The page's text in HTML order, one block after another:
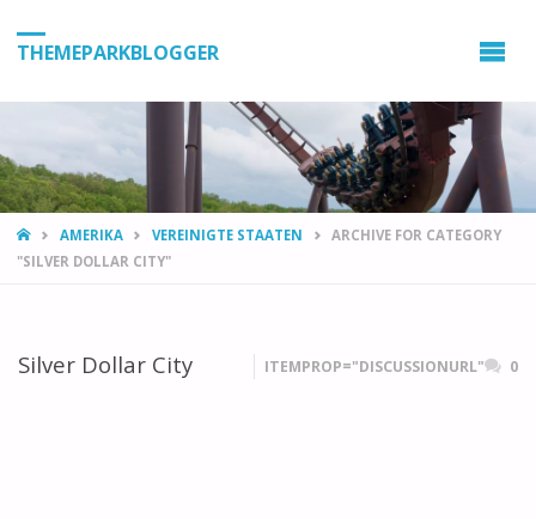
THEMEPARKBLOGGER
HOMEAMERIKA VEREINIGTE STAATEN
ARCHIVE FOR CATEGORY
"SILVER DOLLAR CITY"
Silver Dollar City ITEMPROP="DISCUSSIONURL" 0